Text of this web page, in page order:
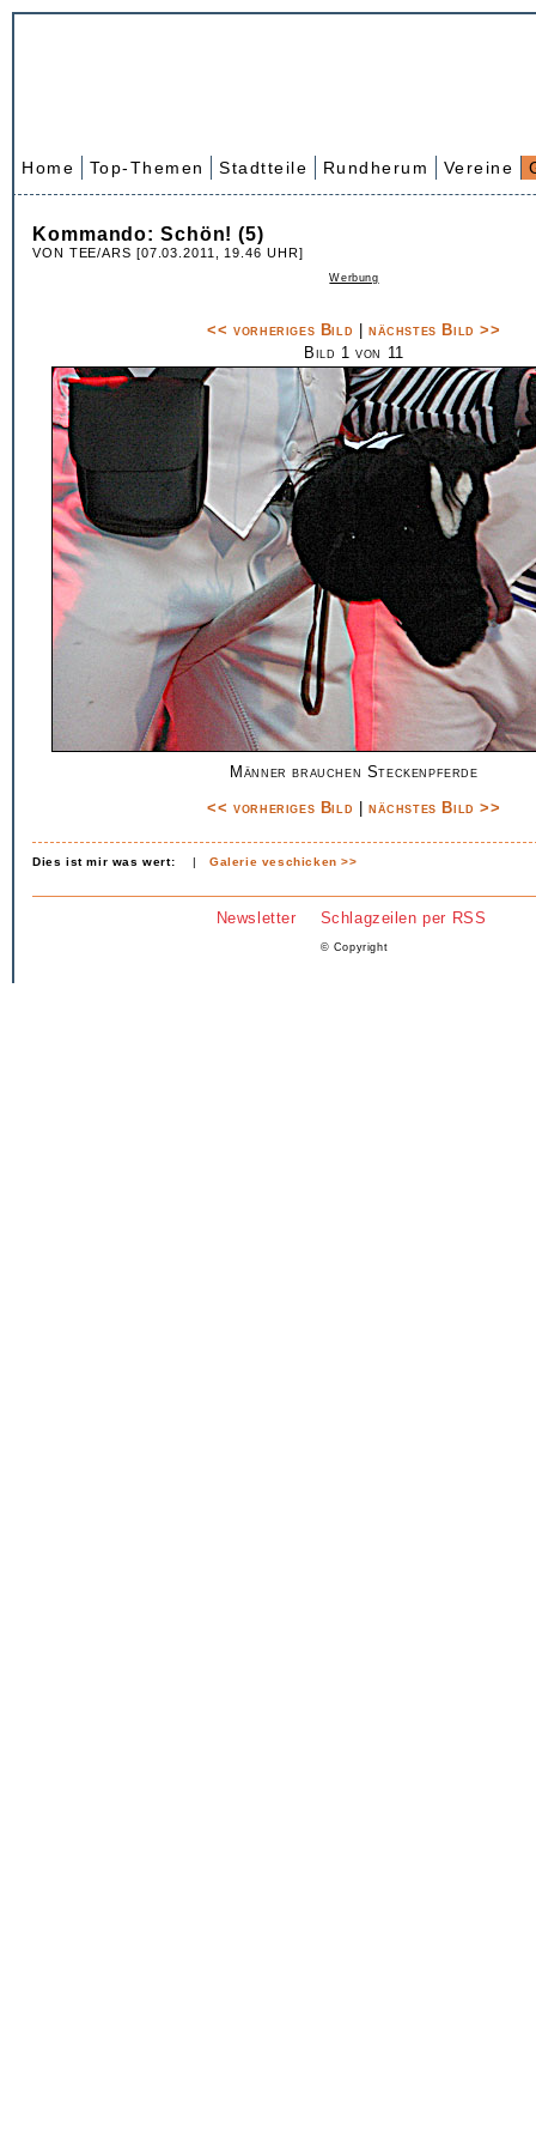
Home Top-Themen Stadtteile Rundherum Vereine
Kommando: Schön! (5)
VON TEE/ARS [07.03.2011, 19.46 UHR]
Werbung
<< vorheriges Bild
nächstes Bild >>
Bild 1 von 11
Männer brauchen Steckenpferde
<< vorheriges Bild
nächstes Bild >>
Dies ist mir was wert: |Galerie veschicken >>
Newsletter Schlagzeilen per RSS
© Copyright